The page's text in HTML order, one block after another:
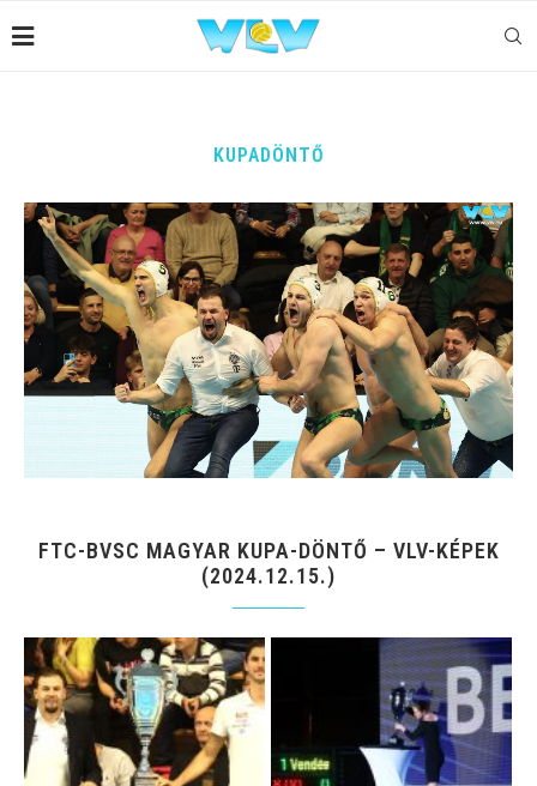
KUPADÖNTŐ
FTC-BVSC MAGYAR KUPA-DÖNTŐ – VLV-KÉPEK
(2024.12.15.)